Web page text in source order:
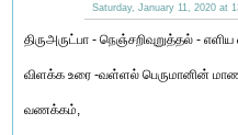
Saturday, January 11, 2020 at
திருஅருட்பா - நெஞ்சறிவுறுத்தல் -
விளக்க உரை -வள்ளல் பெருமானின்
வணக்கம்,